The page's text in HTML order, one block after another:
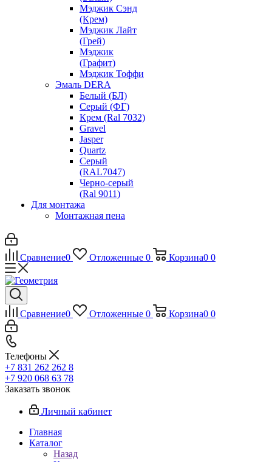
Мэджик Сэнд
(Крем)
Мэджик Лайт
(Грей)
Мэджик
(Графит)
Мэджик Тоффи
Эмаль DERA
Белый (БЛ)
Серый (ФГ)
Крем (Ral 7032)
Gravel
Jasper
Quartz
Серый
(RAL7047)
Черно-серый
(Ral 9011)
Для монтажа
Монтажная пена
Сравнение0 Отложенные 0 Корзина0 0
Сравнение0 Отложенные 0 Корзина0 0
Телефоны
+7 831 262 262 8
+7 920 068 63 78
Заказать звонок
Личный кабинет
Главная
Каталог
Назад